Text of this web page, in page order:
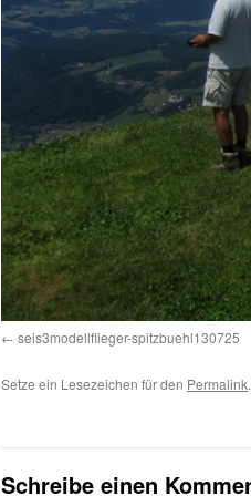
seis3modellflieger-spitzbuehl130725
Setze ein Lesezeichen für den Permalink.
Schreibe einen